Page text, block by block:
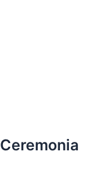
Ceremonia